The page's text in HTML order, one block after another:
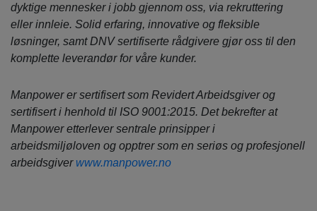
dyktige mennesker i jobb gjennom oss, via rekruttering
eller innleie. Solid erfaring, innovative og fleksible
løsninger, samt DNV sertifiserte rådgivere gjør oss til den
komplette leverandør for våre kunder.
Manpower er sertifisert som Revidert Arbeidsgiver og
sertifisert i henhold til ISO 9001:2015. Det bekrefter at
Manpower etterlever sentrale prinsipper i
arbeidsmiljøloven og opptrer som en seriøs og profesjonell
arbeidsgiver www.manpower.no